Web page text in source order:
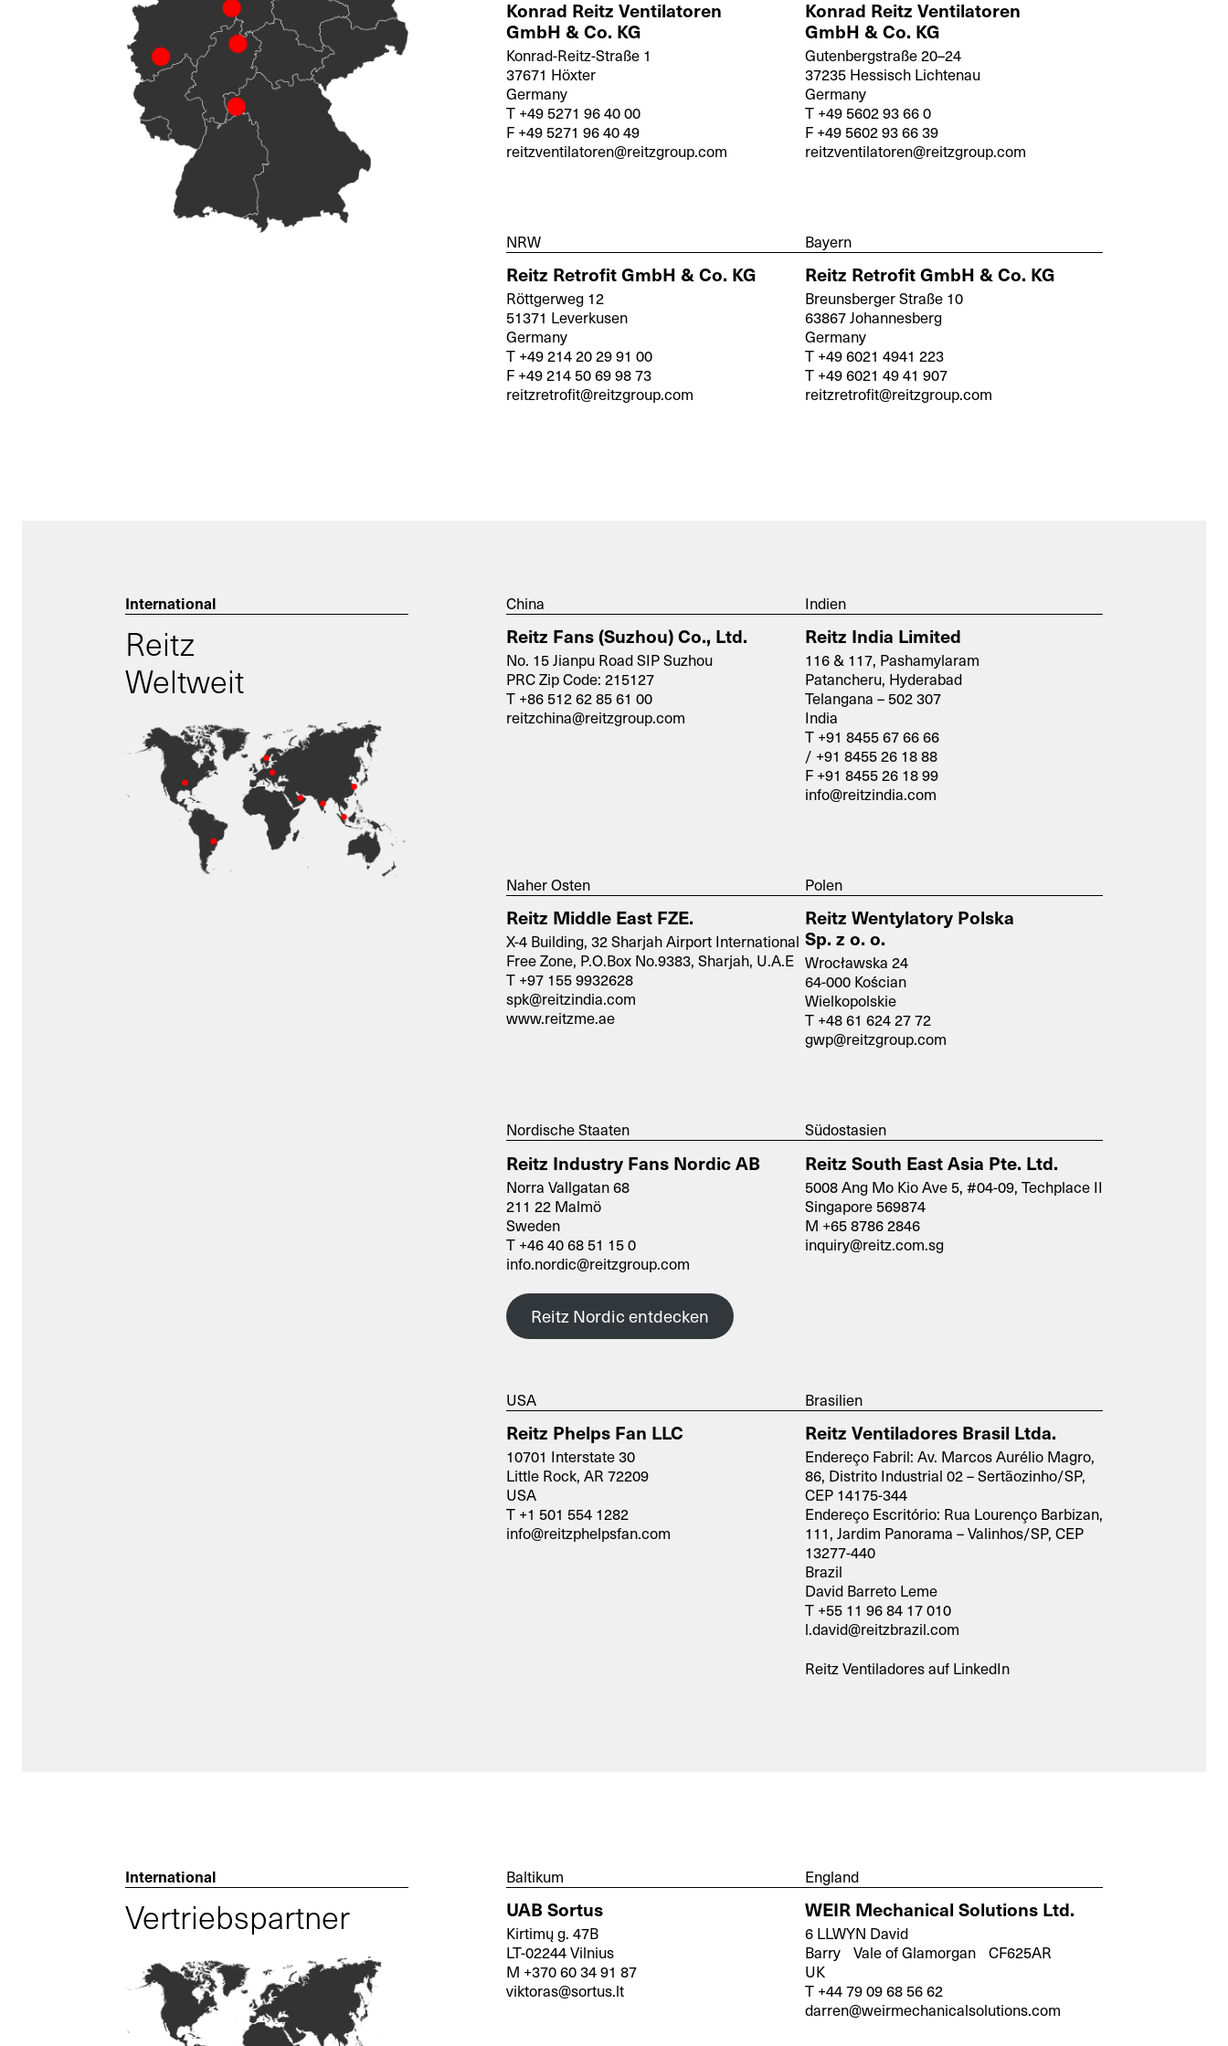
Konrad Reitz Ventilatoren
GmbH & Co. KG
Konrad-Reitz-Straße 1
37671 Höxter
Germany
T +49 5271 96 40 00
F +49 5271 96 40 49
reitzventilatoren@reitzgroup.com
Konrad Reitz Ventilatoren
GmbH & Co. KG
Gutenbergstraße 20–24
37235 Hessisch Lichtenau
Germany
T +49 5602 93 66 0
F +49 5602 93 66 39
reitzventilatoren@reitzgroup.com
NRW
Reitz Retrofit GmbH & Co. KG
Röttgerweg 12
51371 Leverkusen
Germany
T +49 214 20 29 91 00
F +49 214 50 69 98 73
reitzretrofit@reitzgroup.com
Bayern
Reitz Retrofit GmbH & Co. KG
Breunsberger Straße 10
63867 Johannesberg
Germany
T +49 6021 4941 223
T +49 6021 49 41 907
reitzretrofit@reitzgroup.com
International
Reitz
Weltweit
China
Reitz Fans (Suzhou) Co., Ltd.
No. 15 Jianpu Road SIP Suzhou
PRC Zip Code: 215127
T +86 512 62 85 61 00
reitzchina@reitzgroup.com
Indien
Reitz India Limited
116 & 117, Pashamylaram
Patancheru, Hyderabad
Telangana – 502 307
India
T +91 8455 67 66 66
/ +91 8455 26 18 88
F +91 8455 26 18 99
info@reitzindia.com
Naher Osten
Reitz Middle East FZE.
X-4 Building, 32 Sharjah Airport International
Free Zone, P.O.Box No.9383, Sharjah, U.A.E
T +97 155 9932628
spk@reitzindia.com
www.reitzme.ae
Polen
Reitz Wentylatory Polska
Sp. z o. o.
Wrocławska 24
64-000 Kościan
Wielkopolskie
T +48 61 624 27 72
gwp@reitzgroup.com
Nordische Staaten
Reitz Industry Fans Nordic AB
Norra Vallgatan 68
211 22 Malmö
Sweden
T +46 40 68 51 15 0
info.nordic@reitzgroup.com
Reitz Nordic entdecken
Südostasien
Reitz South East Asia Pte. Ltd.
5008 Ang Mo Kio Ave 5, #04-09, Techplace II
Singapore 569874
M +65 8786 2846
inquiry@reitz.com.sg
USA
Reitz Phelps Fan LLC
10701 Interstate 30
Little Rock, AR 72209
USA
T +1 501 554 1282
info@reitzphelpsfan.com
Brasilien
Reitz Ventiladores Brasil Ltda.
Endereço Fabril: Av. Marcos Aurélio Magro,
86, Distrito Industrial 02 – Sertãozinho/SP,
CEP 14175-344
Endereço Escritório: Rua Lourenço Barbizan,
111, Jardim Panorama – Valinhos/SP, CEP
13277-440
Brazil
David Barreto Leme
T +55 11 96 84 17 010
l.david@reitzbrazil.com
Reitz Ventiladores auf LinkedIn
International
Vertriebspartner
Baltikum
UAB Sortus
Kirtimų g. 47B
LT-02244 Vilnius
M +370 60 34 91 87
viktoras@sortus.lt
England
WEIR Mechanical Solutions Ltd.
6 LLWYN David
Barry Vale of Glamorgan CF625AR
UK
T +44 79 09 68 56 62
darren@weirmechanicalsolutions.com
Ihr Kontakt zu uns
Nutzen Sie gerne unser Kontaktformular
und schicken Sie uns Ihre Anfrage.
Neugeschäft